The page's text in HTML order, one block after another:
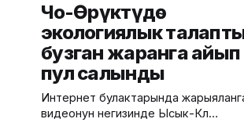
Чоң-Өрүктүдө
экологиялык
бузган жаранга айып
пул салынды
Интернет булактарында
видеонун негизинде Ысык-Көл